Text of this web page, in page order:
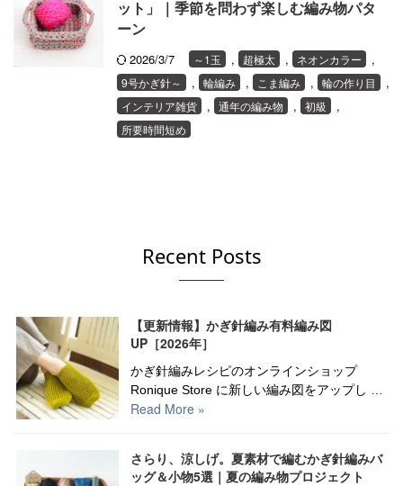
ット」｜季節を問わず楽しむ編み物パタ
ーン
2026/3/7 ～1玉 , 超極太 , ネオンカラー ,
9号かぎ針～ , 輪編み , こま編み , 輪の作り目 ,
インテリア雑貨 , 通年の編み物 , 初級 ,
所要時間短め
Recent Posts
【更新情報】かぎ針編み有料編み図
UP［2026年］
かぎ針編みレシピのオンラインショップ
Ronique Store に新しい編み図をアップし …
Read More »
さらり、涼しげ。夏素材で編むかぎ針編みバ
ッグ＆小物5選｜夏の編み物プロジェクト